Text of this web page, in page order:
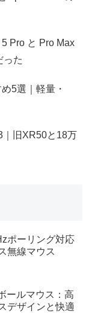
Pro と Pro Max
った
5選｜軽量・
｜旧XR50と18万
ポーリング対応
無線マウス
ールマウス：高
デザインと快適